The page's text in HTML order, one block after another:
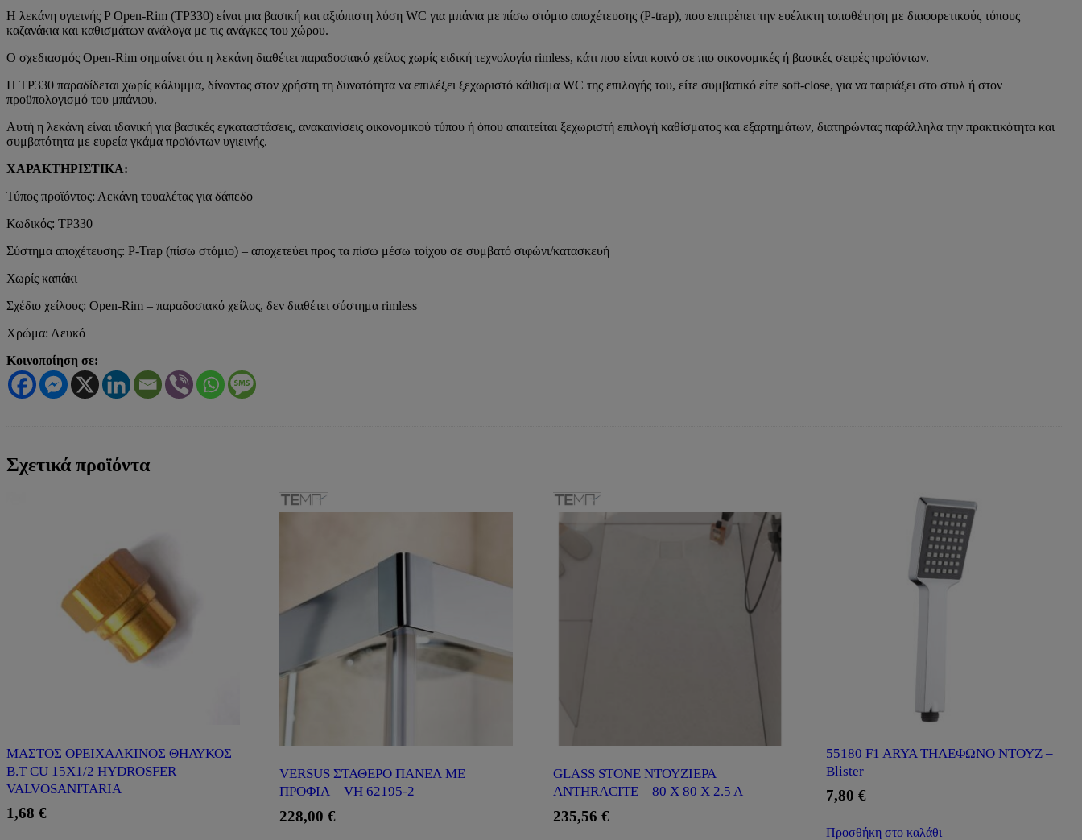
Η λεκάνη υγιεινής P Open-Rim (TP330) είναι μια βασική και αξιόπιστη λύση WC για μπάνια με πίσω στόμιο αποχέτευσης (P-trap), που επιτρέπει την ευέλικτη τοποθέτηση με διαφορετικούς τύπους
καζανάκια και καθισμάτων ανάλογα με τις ανάγκες του χώρου.
Ο σχεδιασμός Open-Rim σημαίνει ότι η λεκάνη διαθέτει παραδοσιακό χείλος χωρίς ειδική τεχνολογία rimless, κάτι που είναι κοινό σε πιο οικονομικές ή βασικές σειρές προϊόντων.
Η TP330 παραδίδεται χωρίς κάλυμμα, δίνοντας στον χρήστη τη δυνατότητα να επιλέξει ξεχωριστό κάθισμα WC της επιλογής του, είτε συμβατικό είτε soft-close, για να ταιριάξει στο στυλ ή στον
προϋπολογισμό του μπάνιου.
Αυτή η λεκάνη είναι ιδανική για βασικές εγκαταστάσεις, ανακαινίσεις οικονομικού τύπου ή όπου απαιτείται ξεχωριστή επιλογή καθίσματος και εξαρτημάτων, διατηρώντας παράλληλα την πρακτικότητα και
συμβατότητα με ευρεία γκάμα προϊόντων υγιεινής.
ΧΑΡΑΚΤΗΡΙΣΤΙΚΑ:
Τύπος προϊόντος: Λεκάνη τουαλέτας για δάπεδο
Κωδικός: TP330
Σύστημα αποχέτευσης: P-Trap (πίσω στόμιο) – αποχετεύει προς τα πίσω μέσω τοίχου σε συμβατό σιφώνι/κατασκευή
Χωρίς καπάκι
Σχέδιο χείλους: Open-Rim – παραδοσιακό χείλος, δεν διαθέτει σύστημα rimless
Χρώμα: Λευκό
Κοινοποίηση σε:
Σχετικά προϊόντα
ΜΑΣΤΟΣ ΟΡΕΙΧΑΛΚΙΝΟΣ ΘΗΛΥΚΟΣ
Β.Τ CU 15Χ1/2 HYDROSFER
VALVOSANITARIA
1,68 €
VERSUS ΣΤΑΘΕΡΟ ΠΑΝΕΛ ΜΕ
ΠΡΟΦΙΛ – VH 62195-2
228,00€
GLASS STONE ΝΤΟΥΖΙΕΡΑ
ANTHRACITE – 80 X 80 X 2.5 A
235,56 €
55180 F1 ARYA ΤΗΛΕΦΩΝΟ ΝΤΟΥΖ –
Blister
7,80€
Προσθήκη στο καλάθι